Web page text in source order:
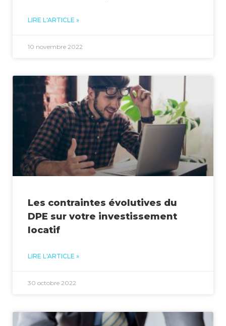
LIRE L'ARTICLE »
10 novembre 2022
Les contraintes évolutives du
DPE sur votre investissement
locatif
LIRE L'ARTICLE »
30 octobre 2022